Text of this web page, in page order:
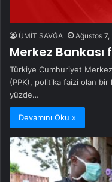
ÜMİT SAVĞA Ağustos 7,
Merkez Bankası
Türkiye Cumhuriyet Merkez
(PPK), politika faizi olan bir
yüzde…
Devamını Oku »